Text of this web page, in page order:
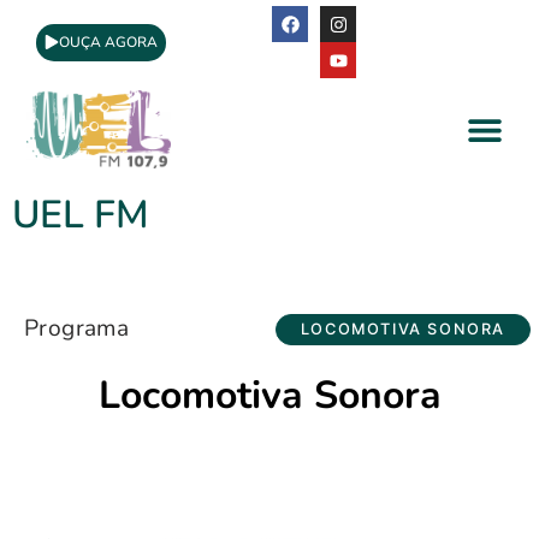
OUÇA AGORA
UEL FM
Programa LOCOMOTIVA SONORA
Locomotiva Sonora